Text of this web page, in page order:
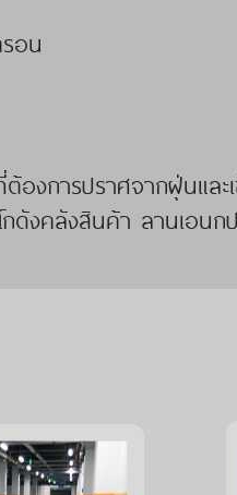
ไมครอน
รปราศจากฝุ่นและเชื้
งคลังสินค้า ลานเอนก